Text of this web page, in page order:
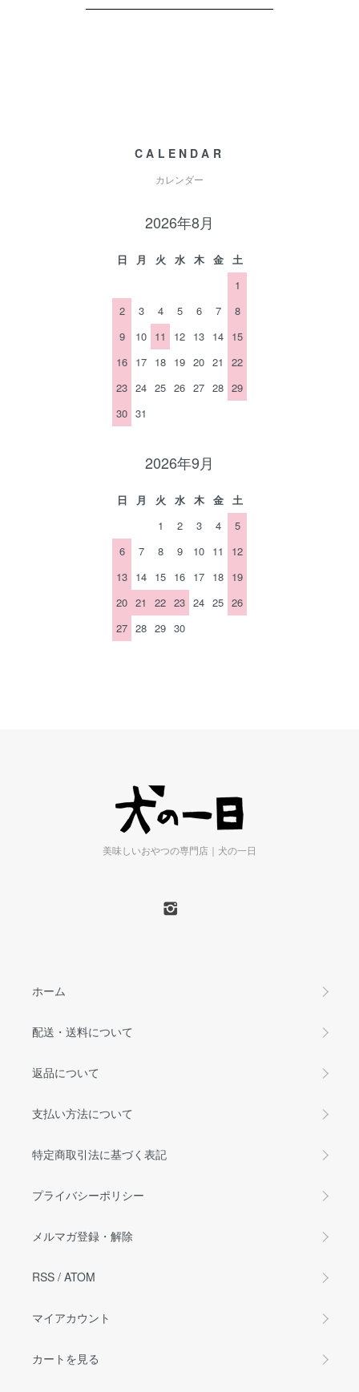
CALENDAR
カレンダー
2026年8月
日 月 火 水 木 金
土
1
2
3 4 5 6 7
8
9
10 11 12 13 14 15
16 17 18 19 20 21
22
23 24 25 26 27 28 29
30 31
2026年9月
日 月 火 水 木 金
土
1
2 3 4
5
6
7 8 9 10 11
12
13 14 15 16 17 18 19
20 21 22 23 24 25 26
27 28 29 30
美味しいおやつの専門店｜犬の一日
ホーム
配送・送料について
返品について
支払い方法について
特定商取引法に基づく表記
プライバシーポリシー
メルマガ登録・解除
RSS / ATOM
マイアカウント
カートを見る